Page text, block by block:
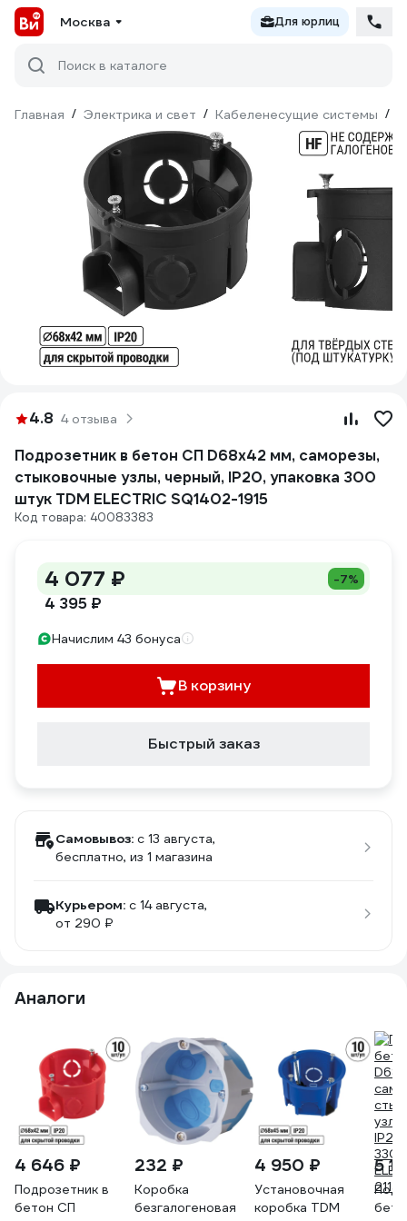
Москва Для юрлиц
Поиск в каталоге
Главная / Электрика и свет / Кабеленесущие системы /
4.8 4 отзыва
Подрозетник в бетон СП D68х42 мм, саморезы,
стыковочные узлы, черный, IP20, упаковка 300
штук TDM ELECTRIC SQ1402-1915
Код товара: 40083383
4 077 ₽ -7%
4 395 ₽
Начислим 43 бонуса
В корзину
Быстрый заказ
Самовывоз: c 13 августа,
бесплатно, из 1 магазина
Курьером: c 14 августа,
от 290 ₽
Аналоги
4 646 ₽
Подрозетник в
бетон СП
232 ₽
Коробка
безгалогеновая
4 950 ₽
Установочная
коробка TDM
5